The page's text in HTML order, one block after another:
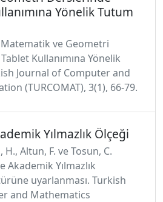
Yönelik Tutum
Matematik ve Geometri
Kullanımına Yönelik
Journal of Computer and
(TURCOMAT), 3(1), 66-79.
Yılmazlık Ölçeği
H., Altun, F. ve Tosun, C.
Yılmazlık
uyarlanması. Turkish
and Mathematics